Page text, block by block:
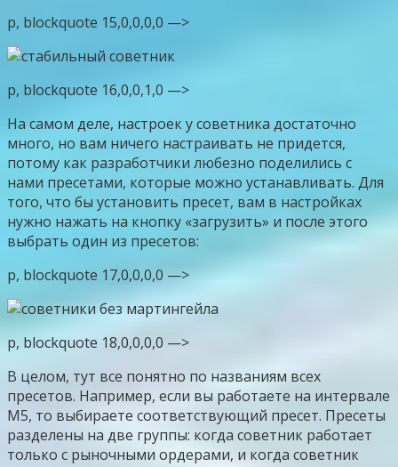
p, blockquote 15,0,0,0,0 —>
p, blockquote 16,0,0,1,0 —>
На самом деле, настроек у советника достаточно
много, но вам ничего настраивать не придется,
потому как разработчики любезно поделились с
нами пресетами, которые можно устанавливать. Для
того, что бы установить пресет, вам в настройках
нужно нажать на кнопку «загрузить» и после этого
выбрать один из пресетов:
p, blockquote 17,0,0,0,0 —>
p, blockquote 18,0,0,0,0 —>
В целом, тут все понятно по названиям всех
пресетов. Например, если вы работаете на интервале
М5, то выбираете соответствующий пресет. Пресеты
разделены на две группы: когда советник работает
только с рыночными ордерами, и когда советник